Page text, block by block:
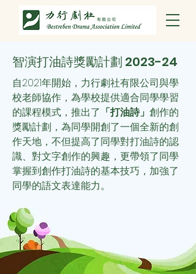
智演打油詩獎勵計劃 2023-24
自2021年開始，力行劇社有限公司與學
校老師協作，為學校提供適合同學學習
的課程模式，推出了 「打油詩」 創作的
獎勵計劃，為同學開創了一個全新的創
作天地，不但提高了同學對打油詩的認
識、對文字創作的興趣，更帶領了同學
掌握到創作打油詩的基本技巧，加強了
同學的語文表達能力。